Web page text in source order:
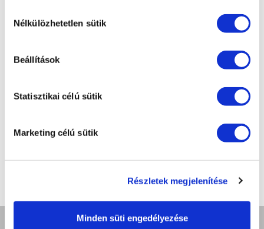
kiválasztása
Nélkülözhetetlen sütik
Beállítások
Statisztikai célú sütik
Marketing célú sütik
Részletek megjelenítése
Minden süti engedélyezése